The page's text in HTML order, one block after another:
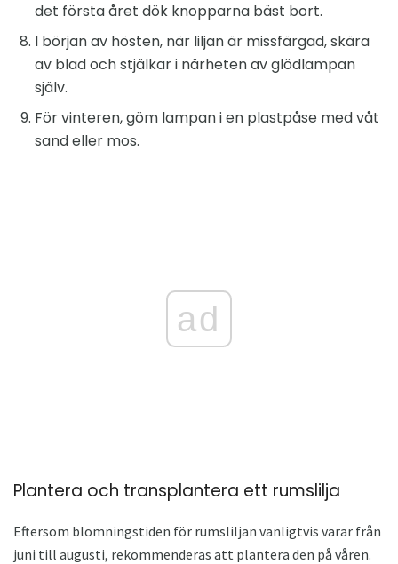
det första året dök knopparna bäst bort.
I början av hösten, när liljan är missfärgad, skära
av blad och stjälkar i närheten av glödlampan
själv.
För vinteren, göm lampan i en plastpåse med våt
sand eller mos.
ad
Plantera och transplantera ett rumslilja
Eftersom blomningstiden för rumsliljan vanligtvis varar från
juni till augusti, rekommenderas att plantera den på våren.